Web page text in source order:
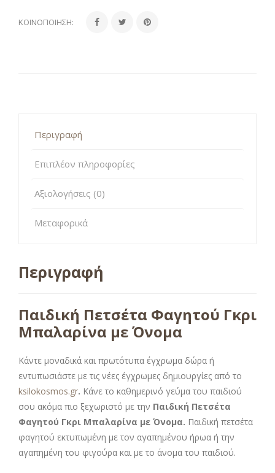
ΚΟΙΝΟΠΟΊΗΣΗ:
Περιγραφή
Επιπλέον πληροφορίες
Αξιολογήσεις (0)
Μεταφορικά
Περιγραφή
Παιδική Πετσέτα Φαγητού Γκρι
Μπαλαρίνα με Όνομα
Κάντε μοναδικά και πρωτότυπα έγχρωμα δώρα ή
εντυπωσιάστε με τις νέες έγχρωμες δημιουργίες από το
ksilokosmos.gr. Κάνε το καθημερινό γεύμα του παιδιού
σου ακόμα πιο ξεχωριστό με την Παιδική Πετσέτα
Φαγητού Γκρι Μπαλαρίνα με Όνομα. Παιδική πετσέτα
φαγητού εκτυπωμένη με τον αγαπημένου ήρωα ή την
αγαπημένη του φιγούρα και με το άνομα του παιδιού.